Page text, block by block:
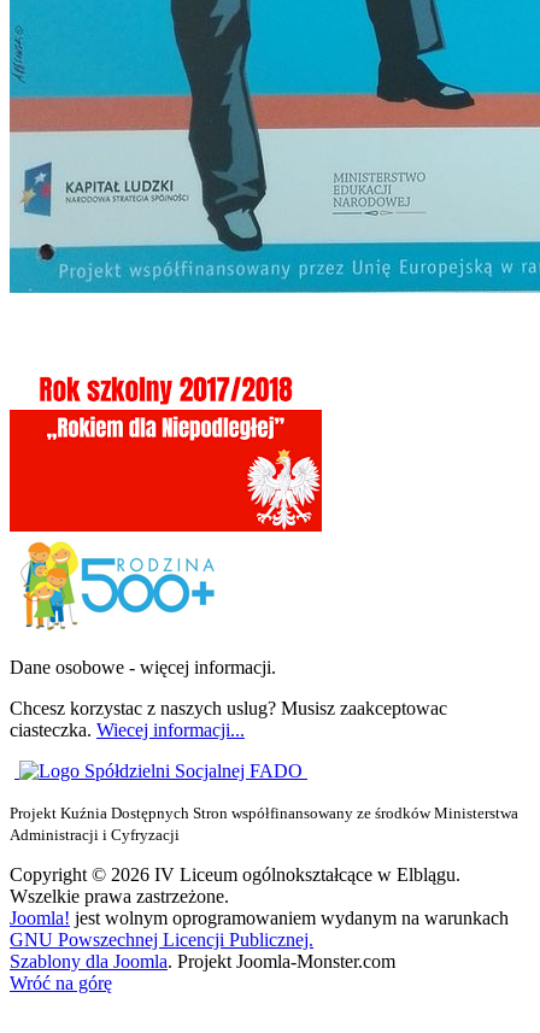
Dane osobowe - więcej informacji.
Chcesz korzystac z naszych uslug? Musisz zaakceptowac
ciasteczka. Wiecej informacji...
Projekt Kuźnia Dostępnych Stron współfinansowany ze środków Ministerstwa
Administracji i Cyfryzacji
Copyright © 2026 IV Liceum ogólnokształcące w Elblągu.
Wszelkie prawa zastrzeżone.
Joomla! jest wolnym oprogramowaniem wydanym na warunkach
GNU Powszechnej Licencji Publicznej.
Szablony dla Joomla. Projekt Joomla-Monster.com
Wróć na górę